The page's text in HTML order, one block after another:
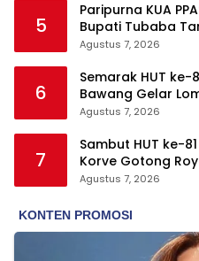
5
Paripurna KUA
Bupati Tubaba
Daerah Rp820,3
Agustus 7, 2026
6
Semarak HUT ke-
Bawang Gelar
Agustus 7, 2026
7
Sambut HUT ke-
Korve Gotong
Serentak
Agustus 7, 2026